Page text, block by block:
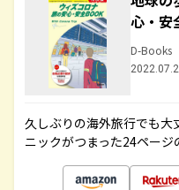
心・安
D-Books
久しぶりの海外旅行でも大
ニックがつまった24ページ